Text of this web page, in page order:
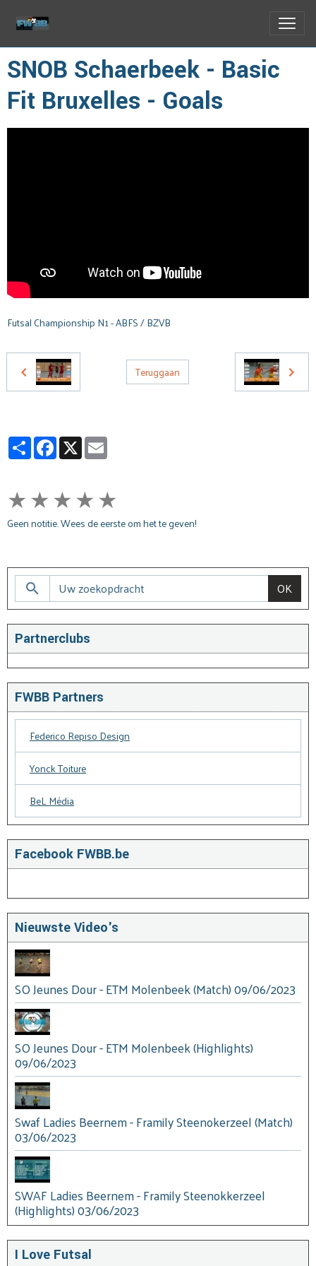
SNOB Schaerbeek - Basic
Fit Bruxelles - Goals
Futsal Championship N1 - ABFS / BZVB
Teruggaan
PartagerFacebook
X
★★★★★
Geen notitie. Wees de eerste om het te geven!
OK
Partnerclubs
FWBB Partners
Federico Repiso Design
Yonck Toiture
BeL Média
Facebook FWBB.be
Nieuwste Video's
SO Jeunes Dour - ETM Molenbeek (Match) 09/06/2023
SO Jeunes Dour - ETM Molenbeek (Highlights)
09/06/2023
Swaf Ladies Beernem - Framily Steenokerzeel (Match)
03/06/2023
SWAF Ladies Beernem - Framily Steenokkerzeel
(Highlights) 03/06/2023
I Love Futsal